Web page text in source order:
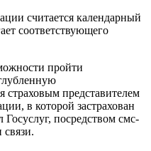
считается календарный
соответствующего
пройти
страховым представителем
в которой застрахован
посредством смс-